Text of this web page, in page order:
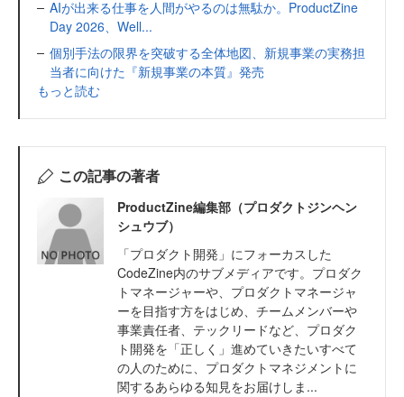
AIが出来る仕事を人間がやるのは無駄か。ProductZine
Day 2026、Well...
個別手法の限界を突破する全体地図、新規事業の実務担
当者に向けた『新規事業の本質』発売
もっと読む
この記事の著者
ProductZine編集部（プロダクトジンヘン
シュウブ）
「プロダクト開発」にフォーカスした
CodeZine内のサブメディアです。プロダク
トマネージャーや、プロダクトマネージャ
ーを目指す方をはじめ、チームメンバーや
事業責任者、テックリードなど、プロダク
ト開発を「正しく」進めていきたいすべて
の人のために、プロダクトマネジメントに
関するあらゆる知見をお届けしま...